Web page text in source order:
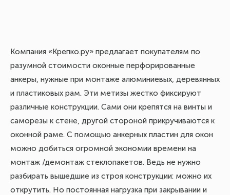
Компания «Крепко.ру» предлагает покупателям по
разумной стоимости оконные перфорированные
анкеры, нужные при монтаже алюминиевых, деревянных
и пластиковых рам. Эти метизы жестко фиксируют
различные конструкции. Сами они крепятся на винты и
саморезы к стене, другой стороной прикручиваются к
оконной раме. С помощью анкерных пластин для окон
можно добиться огромной экономии времени на
монтаж /демонтаж стеклопакетов. Ведь не нужно
разбирать вышедшие из строя конструкции: можно их
открутить. Но постоянная нагрузка при закрывании и